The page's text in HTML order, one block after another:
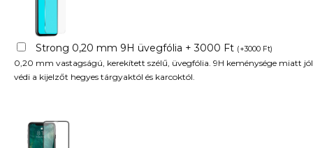
Strong 0,20 mm 9H üvegfólia + 3000 Ft (+3000 Ft)
0,20 mm vastagságú, kerekített szélű, üvegfólia. 9H keménysége miatt jól
védi a kijelzőt hegyes tárgyaktól és karcoktól.